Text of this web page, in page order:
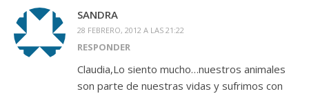
SANDRA
28 FEBRERO, 2012 A LAS 21:22
RESPONDER
Claudia,Lo siento mucho…nuestros animales
son parte de nuestras vidas y sufrimos con